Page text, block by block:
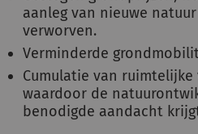
aanleg van nieuwe
verworven.
Verminderde
Cumulatie van ruimtelijke
waardoor de
benodigde aandacht